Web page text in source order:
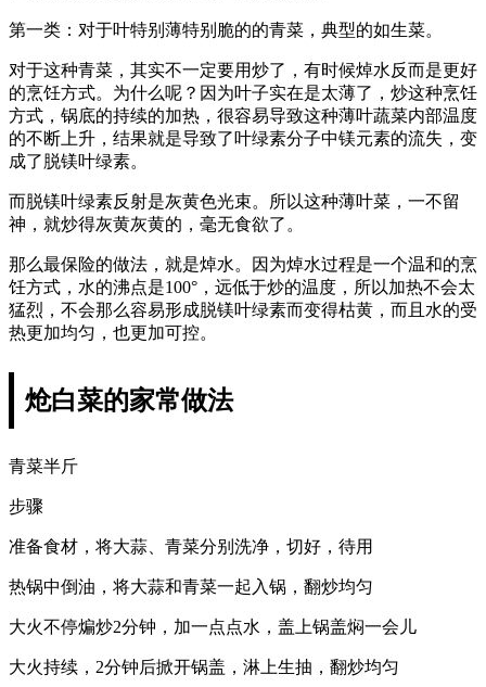
第一类：对于叶特别薄特别脆的的青菜，典型的如生菜。
对于这种青菜，其实不一定要用炒了，有时候焯水反而是更好
的烹饪方式。为什么呢？因为叶子实在是太薄了，炒这种烹饪
方式，锅底的持续的加热，很容易导致这种薄叶蔬菜内部温度
的不断上升，结果就是导致了叶绿素分子中镁元素的流失，变
成了脱镁叶绿素。
而脱镁叶绿素反射是灰黄色光束。所以这种薄叶菜，一不留
神，就炒得灰黄灰黄的，毫无食欲了。
那么最保险的做法，就是焯水。因为焯水过程是一个温和的烹
饪方式，水的沸点是100°，远低于炒的温度，所以加热不会太
猛烈，不会那么容易形成脱镁叶绿素而变得枯黄，而且水的受
热更加均匀，也更加可控。
炝白菜的家常做法
青菜半斤
步骤
准备食材，将大蒜、青菜分别洗净，切好，待用
热锅中倒油，将大蒜和青菜一起入锅，翻炒均匀
大火不停煸炒2分钟，加一点点水，盖上锅盖焖一会儿
大火持续，2分钟后掀开锅盖，淋上生抽，翻炒均匀